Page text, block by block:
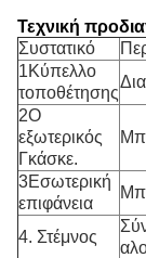
Τεχνική
Συστατικό
1Κύπελλο
τοποθέτησης
2Ο
εξωτερικός
Γκάσκε.
3Εσωτερική
επιφάνεια
4. Στέμνος